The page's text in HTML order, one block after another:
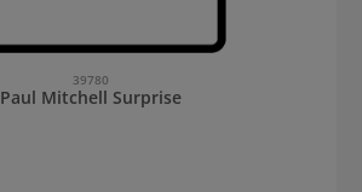
39780
Paul Mitchell Surprise